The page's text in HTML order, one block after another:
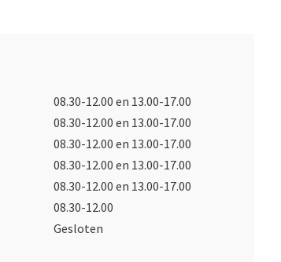
08.30-12.00 en 13.00-17.00
08.30-12.00 en 13.00-17.00
08.30-12.00 en 13.00-17.00
08.30-12.00 en 13.00-17.00
08.30-12.00 en 13.00-17.00
08.30-12.00
Gesloten